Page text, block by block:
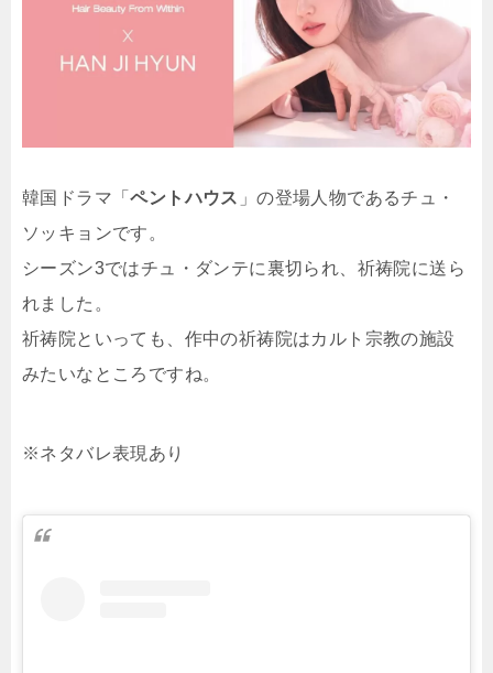
韓国ドラマ「ペントハウス 」の登場人物であるチュ・
ソッキョンです。
シーズン3ではチュ・ダンテに裏切られ、祈祷院に送ら
れました。
祈祷院といっても、作中の祈祷院はカルト宗教の施設
みたいなところですね。
※ネタバレ表現あり